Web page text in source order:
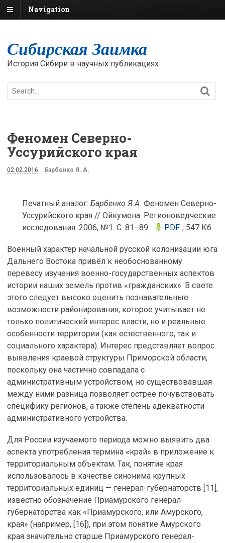
Navigation
Сибирская Заимка
История Сибири в научных публикациях
Феномен Северно-
Уссурийского края
02.02.2016 Барбенко Я. А.
Печатный аналог: Барбенко Я.А. Феномен Северно-
Уссурийского края // Ойкумена. Регионоведческие
исследования. 2006, №1. С. 81–89.
PDF , 547 Кб.
Военный характер начальной русской колонизации юга
Дальнего Востока привёл к необоснованному
перевесу изучения военно-государственных аспектов
истории наших земель против «гражданских». В свете
этого следует высоко оценить познавательные
возможности районирования, которое учитывает не
только политический интерес власти, но и реальные
особенности территории (как естественного, так и
социального характера). Интерес представляет вопрос
выявления краевой структуры Приморской области,
поскольку она частично совпадала с
административным устройством, но существовавшая
между ними разница позволяет острее почувствовать
специфику регионов, а также степень адекватности
административного устройства.
Для России изучаемого периода можно выявить два
аспекта употребления термина «край» в приложение к
территориальным объектам. Так, понятие края
использовалось в качестве синонима крупных
территориальных единиц — генерал-губернаторств [11],
известно обозначение Приамурского генерал-
губернаторства как «Приамурского, или Амурского,
края» (например, [16]), при этом понятие Амурского
края значительно старше Приамурского генерал-